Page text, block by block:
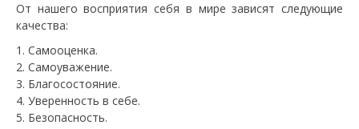
От нашего восприятия себя в мире зависят следующие
качества:
Самооценка.
Самоуважение.
Благосостояние.
Уверенность в себе.
Безопасность.